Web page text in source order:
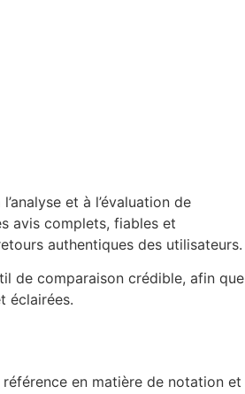
et à l’évaluation de
avis complets, fiables et
authentiques des utilisateurs.
de comparaison crédible, afin que
éclairées.
en matière de notation et